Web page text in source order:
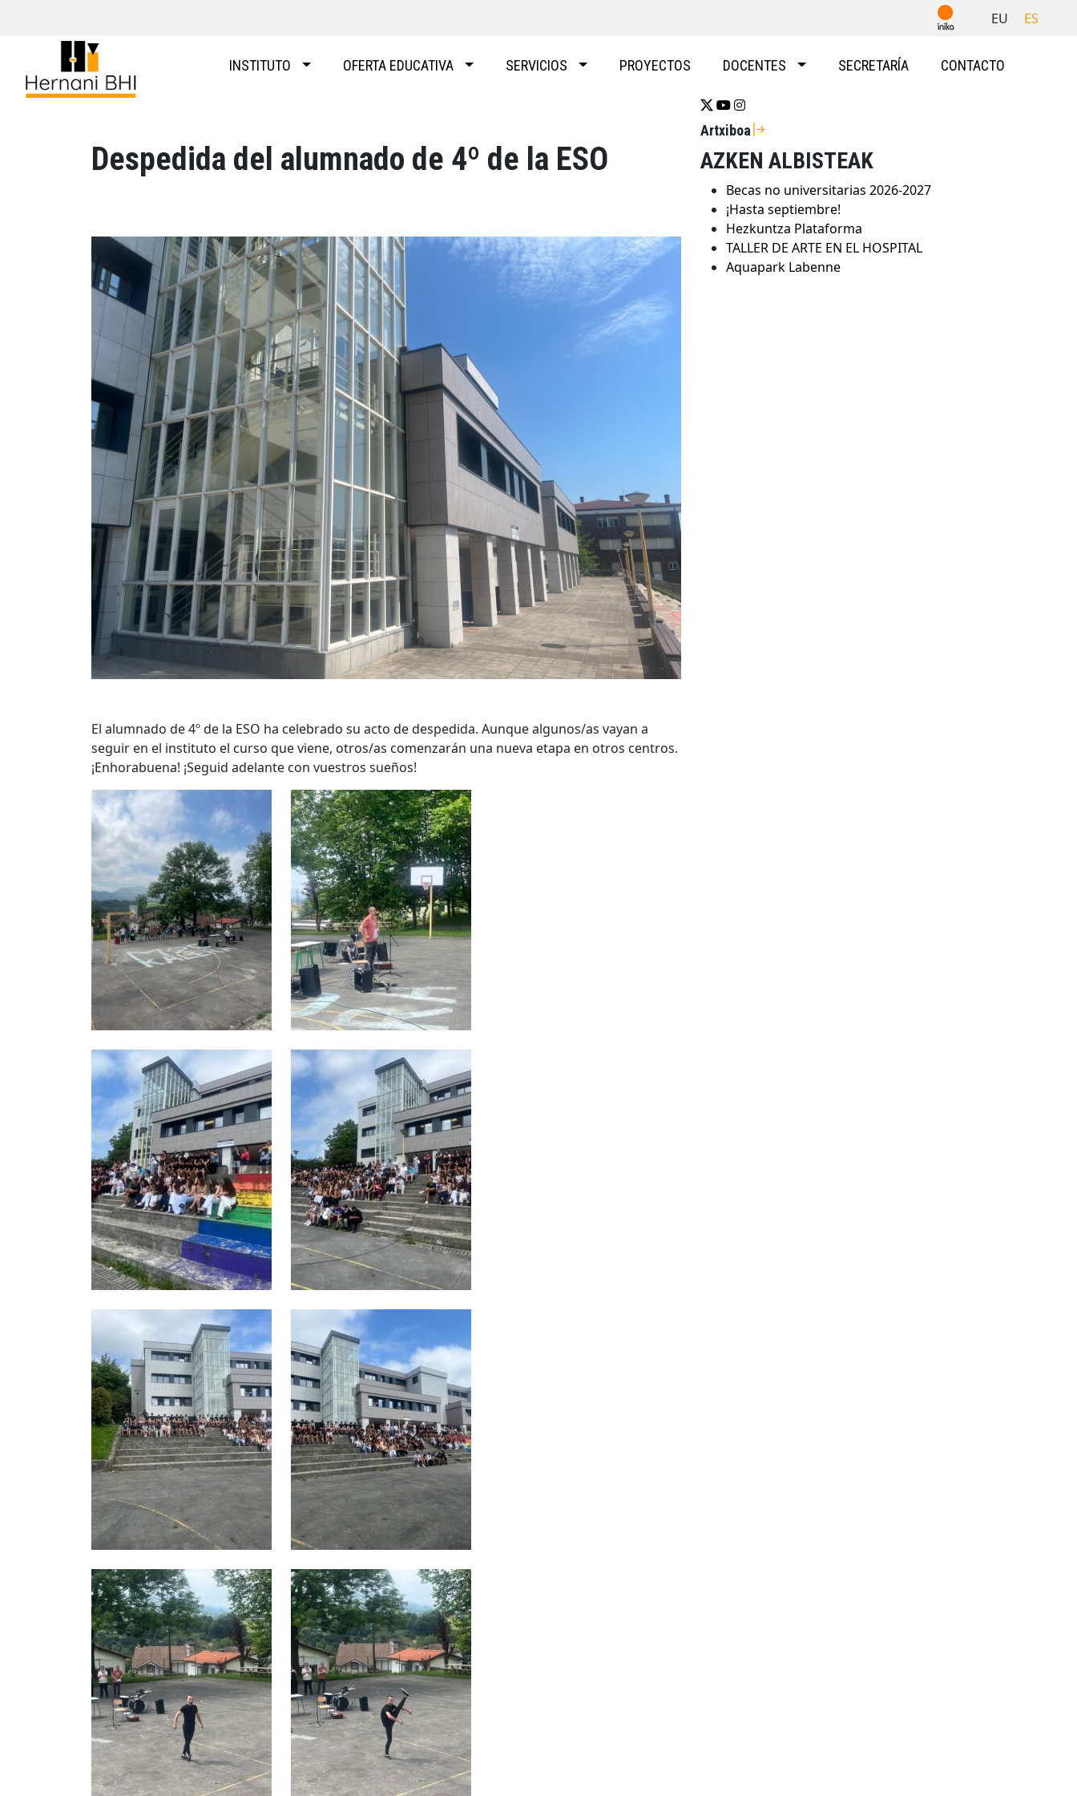
EU ES
INSTITUTO OFERTA EDUCATIVA SERVICIOS PROYECTOS DOCENTES SECRETARÍA CONTACTO
Despedida del alumnado de 4º de la ESO
El alumnado de 4º de la ESO ha celebrado su acto de despedida. Aunque algunos/as vayan a
seguir en el instituto el curso que viene, otros/as comenzarán una nueva etapa en otros centros.
¡Enhorabuena! ¡Seguid adelante con vuestros sueños!
Se abrirá nueva ventana-twitter
Se abrirá nueva ventana-youtube
Se abrirá nueva ventana-instragram
Artxiboa
AZKEN ALBISTEAK
Becas no universitarias 2026-2027
¡Hasta septiembre!
Hezkuntza Plataforma
TALLER DE ARTE EN EL HOSPITAL
Aquapark Labenne